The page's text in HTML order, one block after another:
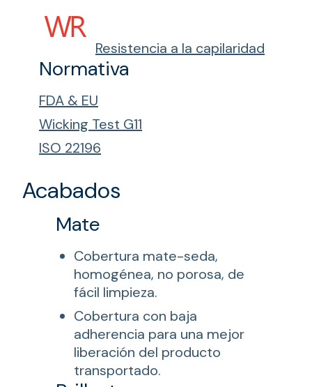
Resistencia a la capilaridad
Normativa
FDA & EU
Wicking Test G11
ISO 22196
Acabados
Mate
Cobertura mate-seda,
homogénea, no porosa, de
fácil limpieza.
Cobertura con baja
adherencia para una mejor
liberación del producto
transportado.